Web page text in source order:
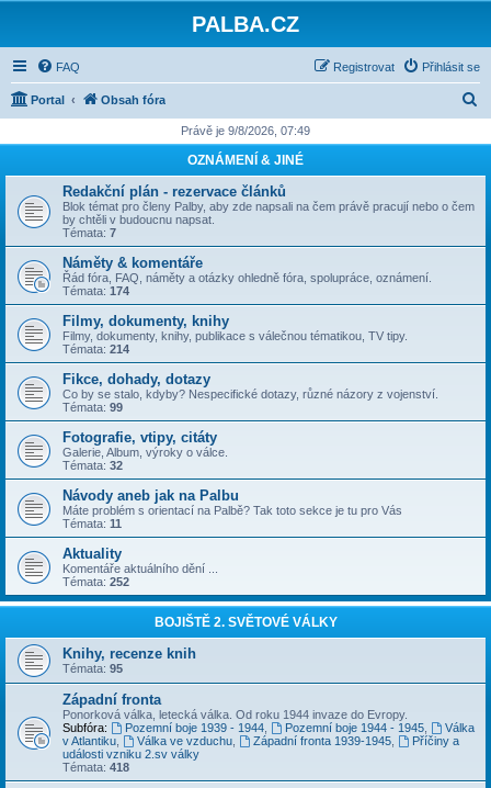
PALBA.CZ
FAQ Přihlásit se
Registrovat
Portal Obsah fóra
d
Právě je 9/8/2026, 07:49
OZNÁMENÍ & JINÉ
Redakční plán - rezervace článků
Blok témat pro členy Palby, aby zde napsali na čem právě pracují nebo o čem
by chtěli v budoucnu napsat.
Témata: 7
Náměty & komentáře
Řád fóra, FAQ, náměty a otázky ohledně fóra, spolupráce, oznámení.
Témata: 174
Filmy, dokumenty, knihy
Filmy, dokumenty, knihy, publikace s válečnou tématikou, TV tipy.
Témata: 214
Fikce, dohady, dotazy
Co by se stalo, kdyby? Nespecifické dotazy, různé názory z vojenství.
Témata: 99
Fotografie, vtipy, citáty
Galerie, Album, výroky o válce.
Témata: 32
Návody aneb jak na Palbu
Máte problém s orientací na Palbě? Tak toto sekce je tu pro Vás
Témata: 11
Aktuality
Komentáře aktuálního dění ...
Témata: 252
BOJIŠTĚ 2. SVĚTOVÉ VÁLKY
Knihy, recenze knih
Témata: 95
Západní fronta
Ponorková válka, letecká válka. Od roku 1944 invaze do Evropy.
Subfóra:
Pozemní boje 1939 - 1944, Pozemní boje 1944 - 1945,
Válka
v Atlantiku
Válka ve vzduchu, Západní fronta 1939-1945,
Příčiny a
události vzniku 2.sv války
Témata: 418